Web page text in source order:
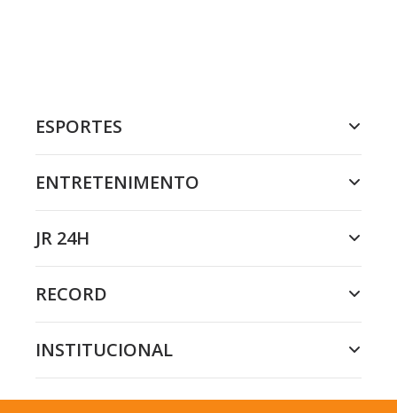
ESPORTES
ENTRETENIMENTO
JR 24H
RECORD
INSTITUCIONAL